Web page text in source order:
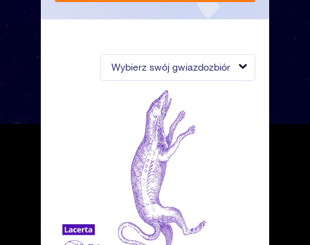
Wybierz swój gwiazdozbiór